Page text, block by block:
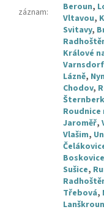
záznam:
Beroun,
Vltavou,
Svitavy,
Králové
Varnsdorf
Lázně,
Chodov,
Šternberk
Roudnice
Jaroměř,
Vlašim,
Boskovice
Sušice,
Třebová,
Lanškroun